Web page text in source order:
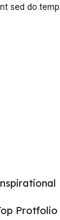
sed do
Protfolio